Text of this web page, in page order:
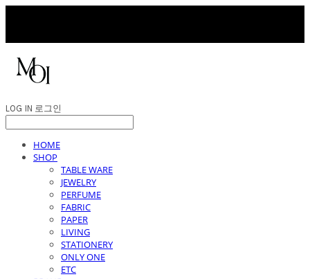
LOG IN 로그인
HOME
SHOP
TABLE WARE
JEWELRY
PERFUME
FABRIC
PAPER
LIVING
STATIONERY
ONLY ONE
ETC